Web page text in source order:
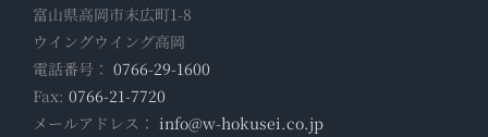
富山県高岡市末広町1-8
ウイングウイング高岡
電話番号： 0766-29-1600
Fax: 0766-21-7720
メールアドレス： info@w-hokusei.co.jp